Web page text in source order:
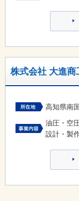
株式会社 大進商
高知県南
油圧・空
設計・製